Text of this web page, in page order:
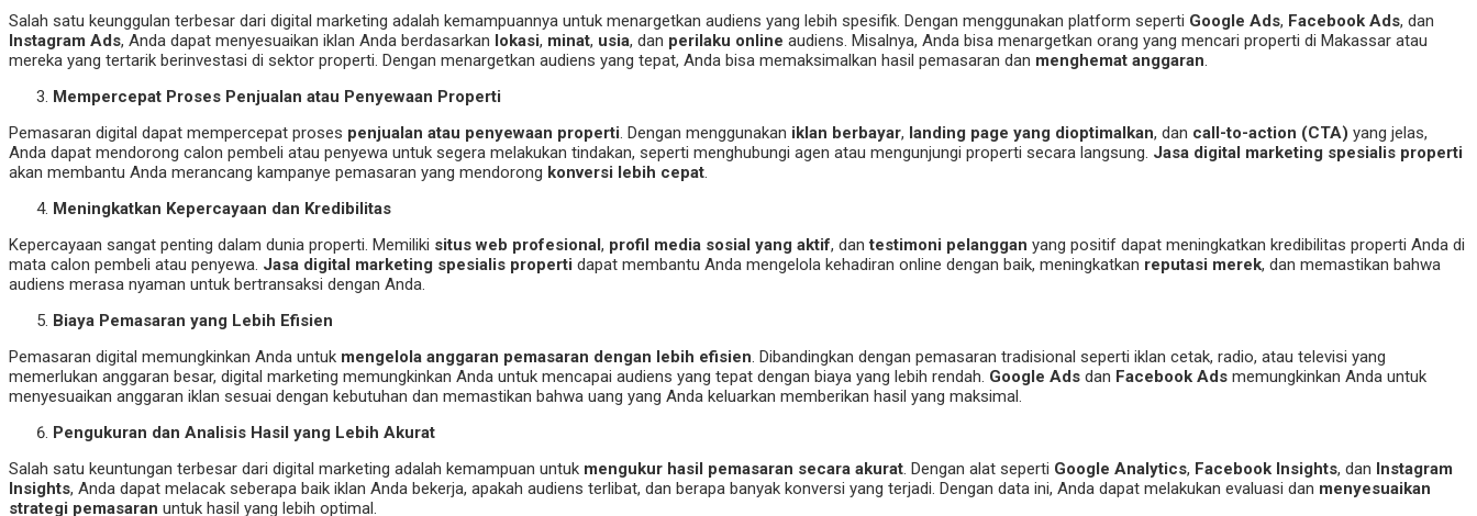
Salah satu keunggulan terbesar dari digital marketing adalah kemampuannya untuk menargetkan audiens yang lebih spesifik. Dengan menggunakan platform seperti Google Ads, Facebook Ads, dan
Instagram Ads, Anda dapat menyesuaikan iklan Anda berdasarkan lokasi, minat, usia, dan perilaku online audiens. Misalnya, Anda bisa menargetkan orang yang mencari properti di Makassar atau
mereka yang tertarik berinvestasi di sektor properti. Dengan menargetkan audiens yang tepat, Anda bisa memaksimalkan hasil pemasaran dan menghemat anggaran.
Mempercepat Proses Penjualan atau Penyewaan Properti
Pemasaran digital dapat mempercepat proses penjualan atau penyewaan properti. Dengan menggunakan iklan berbayar, landing page yang dioptimalkan, dan call-to-action (CTA) yang jelas,
Anda dapat mendorong calon pembeli atau penyewa untuk segera melakukan tindakan, seperti menghubungi agen atau mengunjungi properti secara langsung. Jasa digital marketing spesialis properti
akan membantu Anda merancang kampanye pemasaran yang mendorong konversi lebih cepat.
Meningkatkan Kepercayaan dan Kredibilitas
Kepercayaan sangat penting dalam dunia properti. Memiliki situs web profesional , profil media sosial yang aktif, dantestimoni pelanggan yang positif dapat meningkatkan kredibilitas properti Anda di
mata calon pembeli atau penyewa. Jasa digital marketing spesialis properti dapat membantu Anda mengelola kehadiran online dengan baik, meningkatkan reputasi merek, dan memastikan bahwa
audiens merasa nyaman untuk bertransaksi dengan Anda.
Biaya Pemasaran yang Lebih Efisien
Pemasaran digital memungkinkan Anda untuk mengelola anggaran pemasaran dengan lebih efisien. Dibandingkan dengan pemasaran tradisional seperti iklan cetak, radio, atau televisi yang
memerlukan anggaran besar, digital marketing memungkinkan Anda untuk mencapai audiens yang tepat dengan biaya yang lebih rendah. Google Ads dan Facebook Ads memungkinkan Anda untuk
menyesuaikan anggaran iklan sesuai dengan kebutuhan dan memastikan bahwa uang yang Anda keluarkan memberikan hasil yang maksimal.
Pengukuran dan Analisis Hasil yang Lebih Akurat
Salah satu keuntungan terbesar dari digital marketing adalah kemampuan untuk mengukur hasil pemasaran secara akurat. Dengan alat seperti Google Analytics, Facebook Insights, dan Instagram
Insights, Anda dapat melacak seberapa baik iklan Anda bekerja, apakah audiens terlibat, dan berapa banyak konversi yang terjadi. Dengan data ini, Anda dapat melakukan evaluasi dan menyesuaikan
strategi pemasaran untuk hasil yang lebih optimal.